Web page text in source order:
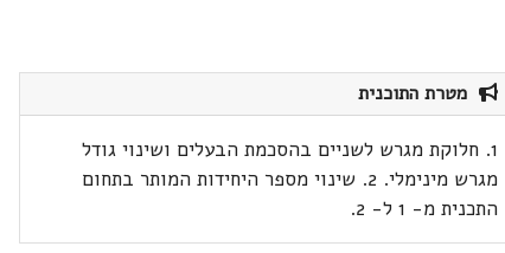
מטרת התוכנית
1. חלוקת מגרש לשניים בהסכמת הבעלים ושינוי גודל
מגרש מינימלי. 2. שינוי מספר היחידות המותר בתחום
התכנית מ- 1 ל- 2.